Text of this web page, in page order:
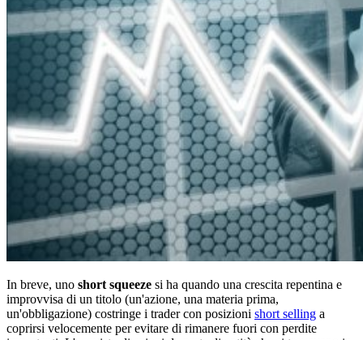
In breve, uno short squeeze si ha quando una crescita repentina e
improvvisa di un titolo (un'azione, una materia prima,
un'obbligazione) costringe i trader con posizioni short selling a
coprirsi velocemente per evitare di rimanere fuori con perdite